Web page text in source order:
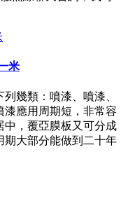
米
幾類：噴漆、噴漆、
漆應用周期短，非常容
中，覆亞膜板又可分成
期大部分能做到二十年